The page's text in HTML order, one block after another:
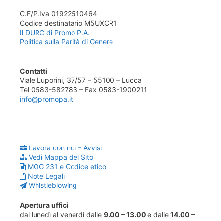
C.F/P.Iva 01922510464
Codice destinatario M5UXCR1
Il DURC di Promo P.A.
Politica sulla Parità di Genere
Contatti
Viale Luporini, 37/57 – 55100 – Lucca
Tel 0583-582783 – Fax 0583-1900211
info@promopa.it
Lavora con noi – Avvisi
Vedi Mappa del Sito
MOG 231 e Codice etico
Note Legali
Whistleblowing
Apertura uffici
dal lunedì al venerdì dalle 9.00 – 13.00 e dalle14.00 –